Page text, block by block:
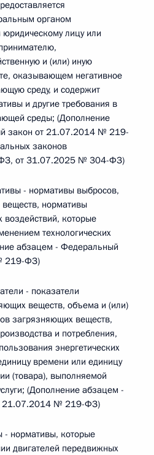
органом
юридическому лицу или
и (или) иную
оказывающем негативное
среду, и содержит
и другие требования в
среды; (Дополнение
закон от 21.07.2014 № 219-
законов
от 31.07.2025 № 304-ФЗ)
- нормативы выбросов,
нормативы
воздействий, которые
технологических
абзацем - Федеральный
219-ФЗ)
- показатели
веществ, объема и (или)
загрязняющих веществ,
и потребления,
энергетических
времени или единицу
(товара), выполняемой
(Дополнение абзацем -
21.07.2014 № 219-ФЗ)
- нормативы, которые
двигателей передвижных